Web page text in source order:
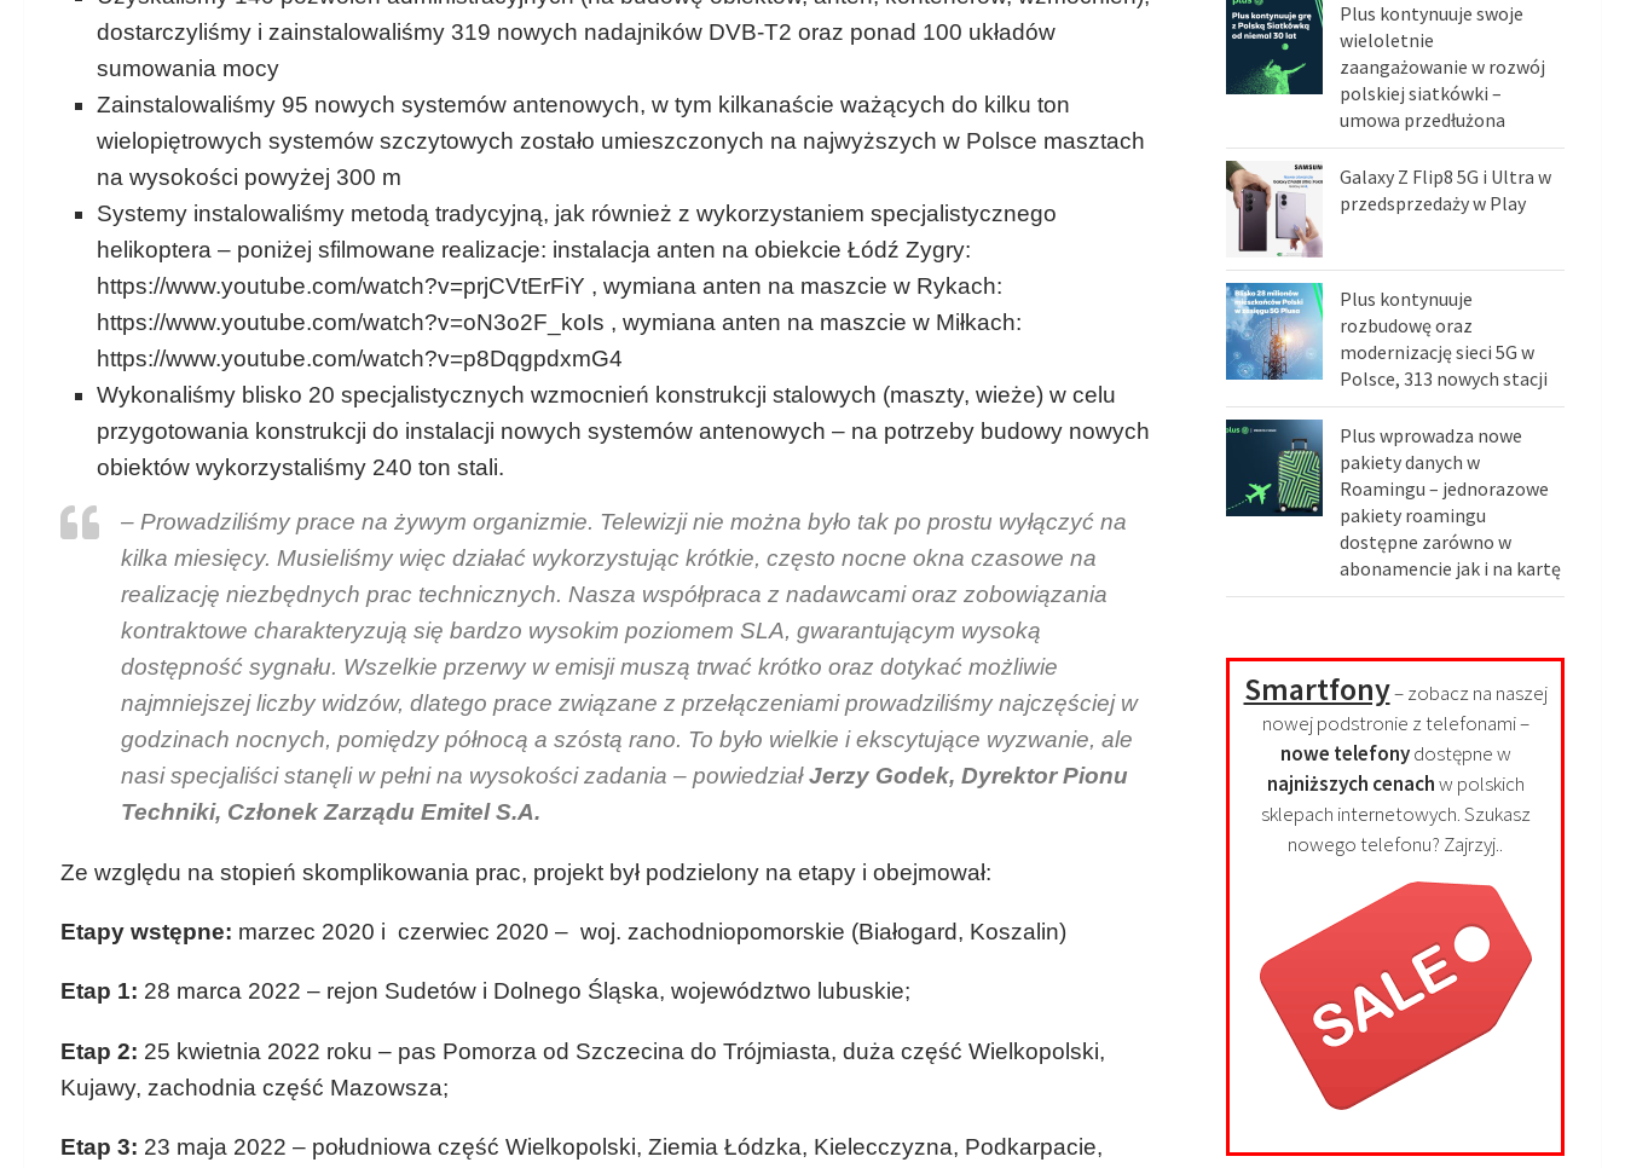
dostarczyliśmy i zainstalowaliśmy 319 nowych nadajników DVB-T2 oraz ponad 100 układów
sumowania mocy
Zainstalowaliśmy 95 nowych systemów antenowych, w tym kilkanaście ważących do kilku ton
wielopiętrowych systemów szczytowych zostało umieszczonych na najwyższych w Polsce masztach
na wysokości powyżej 300 m
Systemy instalowaliśmy metodą tradycyjną, jak również z wykorzystaniem specjalistycznego
helikoptera – poniżej sfilmowane realizacje: instalacja anten na obiekcie Łódź Zygry:
https://www.youtube.com/watch?v=prjCVtErFiY , wymiana anten na maszcie w Rykach:
https://www.youtube.com/watch?v=oN3o2F_koIs , wymiana anten na maszcie w Miłkach:
https://www.youtube.com/watch?v=p8DqgpdxmG4
Wykonaliśmy blisko 20 specjalistycznych wzmocnień konstrukcji stalowych (maszty, wieże) w celu
przygotowania konstrukcji do instalacji nowych systemów antenowych – na potrzeby budowy nowych
obiektów wykorzystaliśmy 240 ton stali.
– Prowadziliśmy prace na żywym organizmie. Telewizji nie można było tak po prostu wyłączyć na
kilka miesięcy. Musieliśmy więc działać wykorzystując krótkie, często nocne okna czasowe na
realizację niezbędnych prac technicznych. Nasza współpraca z nadawcami oraz zobowiązania
kontraktowe charakteryzują się bardzo wysokim poziomem SLA, gwarantującym wysoką
dostępność sygnału. Wszelkie przerwy w emisji muszą trwać krótko oraz dotykać możliwie
najmniejszej liczby widzów, dlatego prace związane z przełączeniami prowadziliśmy najczęściej w
godzinach nocnych, pomiędzy północą a szóstą rano. To było wielkie i ekscytujące wyzwanie, ale
nasi specjaliści stanęli w pełni na wysokości zadania – powiedziałJerzy Godek, Dyrektor Pionu
Techniki, Członek Zarządu Emitel S.A.
Ze względu na stopień skomplikowania prac, projekt był podzielony na etapy i obejmował:
Etapy wstępne: marzec 2020 i czerwiec 2020 – woj. zachodniopomorskie (Białogard, Koszalin)
Etap 1: 28 marca 2022 – rejon Sudetów i Dolnego Śląska, województwo lubuskie;
Etap 2: 25 kwietnia 2022 roku – pas Pomorza od Szczecina do Trójmiasta, duża część Wielkopolski,
Kujawy, zachodnia część Mazowsza;
Etap 3: 23 maja 2022 – południowa część Wielkopolski, Ziemia Łódzka, Kielecczyzna, Podkarpacie,
Plus kontynuuje swoje
wieloletnie
zaangażowanie w rozwój
polskiej siatkówki –
umowa przedłużona
Galaxy Z Flip8 5G i Ultra w
przedsprzedaży w Play
Plus kontynuuje
rozbudowę oraz
modernizację sieci 5G w
Polsce, 313 nowych stacji
Plus wprowadza nowe
pakiety danych w
Roamingu – jednorazowe
pakiety roamingu
dostępne zarówno w
abonamencie jak i na kartę
Smartfony– zobacz na naszej
nowej podstronie z telefonami –
nowe telefonydostępne w
najniższych cenachw polskich
sklepach internetowych. Szukasz
nowego telefonu? Zajrzyj..